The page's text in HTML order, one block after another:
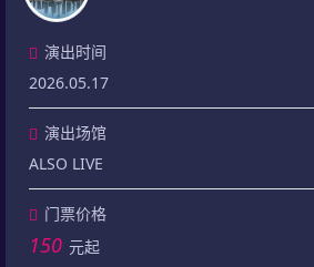
演出时间
2026.05.17
演出场馆
ALSO LIVE
门票价格
150 元起